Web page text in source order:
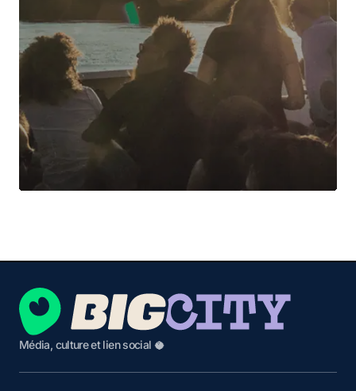
Média, culture et lien social 🥥